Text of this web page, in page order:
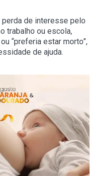
de interesse pelo
trabalho ou escola,
“preferia estar morto”,
de ajuda.